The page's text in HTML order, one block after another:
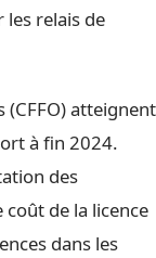
relais de
atteignent
à fin 2024.
des
de la licence
dans les